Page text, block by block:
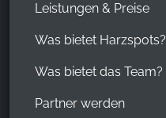
Leistungen & Preise
Was bietet Harzspots?
Was bietet das Team?
Partner werden